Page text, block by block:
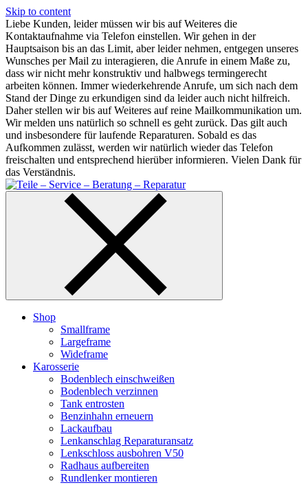
Skip to content
Liebe Kunden, leider müssen wir bis auf Weiteres die
Kontaktaufnahme via Telefon einstellen. Wir gehen in der
Hauptsaison bis an das Limit, aber leider nehmen, entgegen unseres
Wunsches per Mail zu interagieren, die Anrufe in einem Maße zu,
dass wir nicht mehr konstruktiv und halbwegs termingerecht
arbeiten können. Immer wiederkehrende Anrufe, um sich nach dem
Stand der Dinge zu erkundigen sind da leider auch nicht hilfreich.
Daher stellen wir bis auf Weiteres auf reine Mailkommunikation um.
Wir melden uns natürlich so schnell es geht zurück. Das gilt auch
und insbesondere für laufende Reparaturen. Sobald es das
Aufkommen zulässt, werden wir natürlich wieder das Telefon
freischalten und entsprechend hierüber informieren. Vielen Dank für
das Verständnis.
Shop
Smallframe
Largeframe
Wideframe
Karosserie
Bodenblech einschweißen
Bodenblech verzinnen
Tank entrosten
Benzinhahn erneuern
Lackaufbau
Lenkanschlag Reparaturansatz
Lenkschloss ausbohren V50
Radhaus aufbereiten
Rundlenker montieren